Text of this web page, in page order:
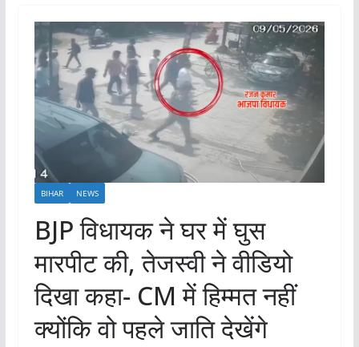
BIHAR NEWS
BJP विधायक ने घर में घुस
मारपीट की, तेजस्वी ने वीडियो
दिखा कहा- CM में हिम्मत नहीं
क्योंकि वो पहले जाति देखेंगे